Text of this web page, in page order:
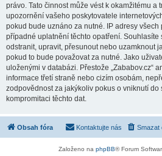
právo. Tato činnost může vést k okamžitému a
upozornění vašeho poskytovatele
pokud bude uznáno za nutné. IP adresy
případné uplatnění těchto opatření. Souhlasíte
odstranit, upravit, přesunout nebo uzamknout
pokud to bude považovat za nutné. Jako
uloženými v databázi. Přestože „Zababov.cz“
informace třetí straně nebo cizím osobám,
zodpovědnost za jakýkoliv pokus o vniknutí do
kompromitaci těchto dat.
Obsah fóra Smazat
Kontaktujte nás
Založeno na phpBB® Forum